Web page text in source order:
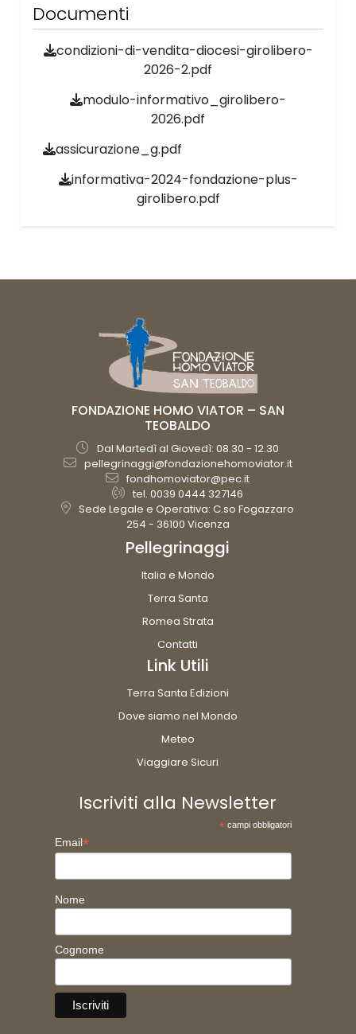
Documenti
condizioni-di-vendita-diocesi-girolibero-
2026-2.pdf
modulo-informativo_girolibero-
2026.pdf
assicurazione_g.pdf
informativa-2024-fondazione-plus-
girolibero.pdf
FONDAZIONE HOMO VIATOR – SAN
TEOBALDO
Dal Martedì al Giovedì: 08.30 - 12.30
pellegrinaggi@fondazionehomoviator.it
fondhomoviator@pec.it
tel. 0039 0444 327146
Sede Legale e Operativa: C.so Fogazzaro
254 - 36100 Vicenza
Pellegrinaggi
Italia e Mondo
Terra Santa
Romea Strata
Contatti
Link Utili
Terra Santa Edizioni
Dove siamo nel Mondo
Meteo
Viaggiare Sicuri
Iscriviti alla Newsletter
* campi obbligatori
Email*
Nome
Cognome